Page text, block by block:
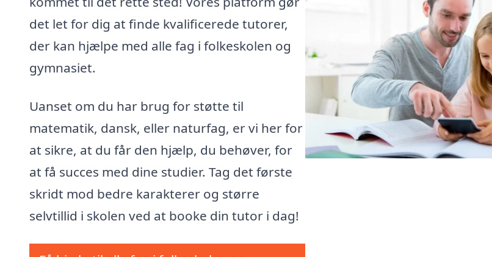
det let for dig at finde kvalificerede tutorer,
der kan hjælpe med alle fag i folkeskolen og
gymnasiet.
Uanset om du har brug for støtte til
matematik, dansk, eller naturfag, er vi her for
at sikre, at du får den hjælp, du behøver, for
at få succes med dine studier. Tag det første
skridt mod bedre karakterer og større
selvtillid i skolen ved at booke din tutor i dag!